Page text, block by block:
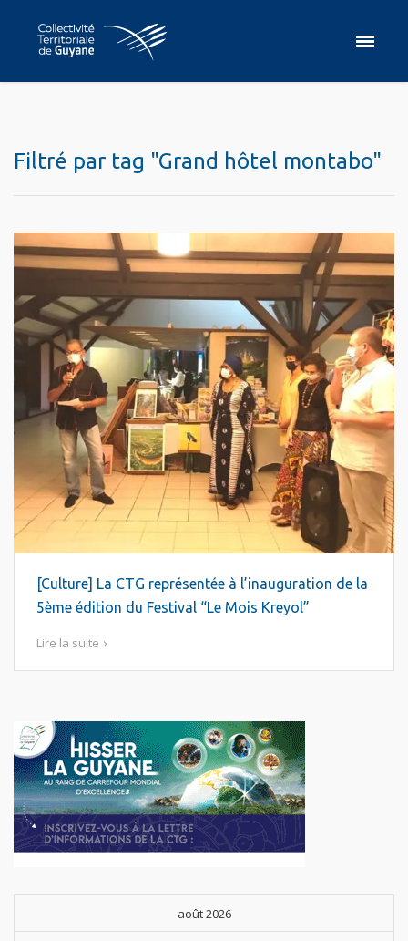
Filtré par tag "Grand hôtel montabo"
[Culture] La CTG représentée à l’inauguration de la
5ème édition du Festival “Le Mois Kreyol”
Lire la suite
août 2026